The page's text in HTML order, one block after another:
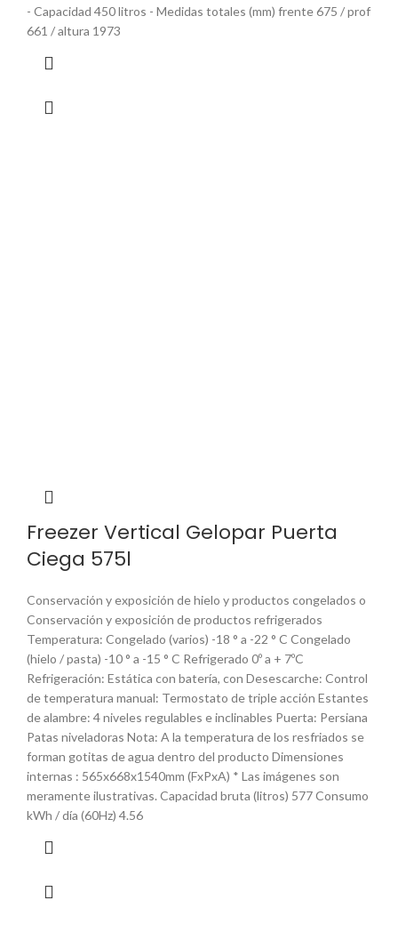
- Capacidad 450 litros - Medidas totales (mm) frente 675 / prof
661 / altura 1973
Freezer Vertical Gelopar Puerta
Ciega 575l
Conservación y exposición de hielo y productos congelados o
Conservación y exposición de productos refrigerados
Temperatura: Congelado (varios) -18 ° a -22 ° C Congelado
(hielo / pasta) -10 ° a -15 ° C Refrigerado 0º a + 7ºC
Refrigeración: Estática con batería, con Desescarche: Control
de temperatura manual: Termostato de triple acción Estantes
de alambre: 4 niveles regulables e inclinables Puerta: Persiana
Patas niveladoras Nota: A la temperatura de los resfriados se
forman gotitas de agua dentro del producto Dimensiones
internas : 565x668x1540mm (FxPxA) * Las imágenes son
meramente ilustrativas. Capacidad bruta (litros) 577 Consumo
kWh / día (60Hz) 4.56